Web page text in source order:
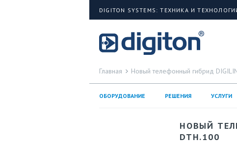
DIGITON SYSTEMS: ТЕХНИКА И
Главная Новый телефонный гибрид
ОБОРУДОВАНИЕ РЕШЕНИЯ УСЛУГИ
НОВЫЙ
DTH.100